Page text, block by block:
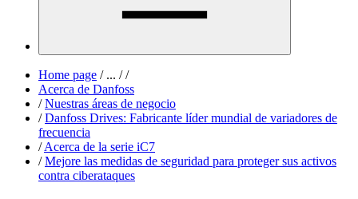
Home page /... / /
Acerca de Danfoss
/ Nuestras áreas de negocio
/ Danfoss Drives: Fabricante líder mundial de variadores de
frecuencia
/ Acerca de la serie iC7
/ Mejore las medidas de seguridad para proteger sus activos
contra ciberataques